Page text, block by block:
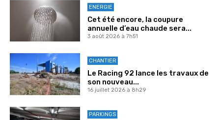
ENERGIE
Cet été encore, la coupure
annuelle d’eau chaude sera...
3 août 2026 à 7h51
CHANTIER
Le Racing 92 lance les travaux de
son nouveau...
16 juillet 2026 à 8h29
PARKINGS